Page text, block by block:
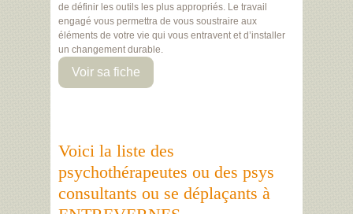
de définir les outils les plus appropriés. Le travail
engagé vous permettra de vous soustraire aux
éléments de votre vie qui vous entravent et d’installer
un changement durable.
Voir sa fiche
Voici la liste des
psychothérapeutes ou des psys
consultants ou se déplaçants à